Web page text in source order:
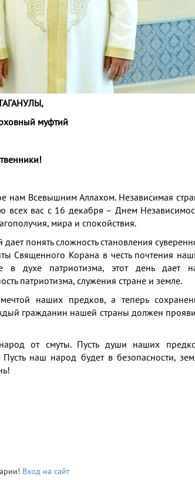
муфтий
нам Всевышним Аллахом. Независимая
всех вас с 16 декабря – Днем
мира и спокойствия.
понять сложность становления
Священного Корана в честь почтения
в духе патриотизма, этот день дает
патриотизма, служения стране и земле.
наших предков, а теперь
гражданин нашей страны должен
от смуты. Пусть души наших
наш народ будет в безопасности,
Вход на сайт